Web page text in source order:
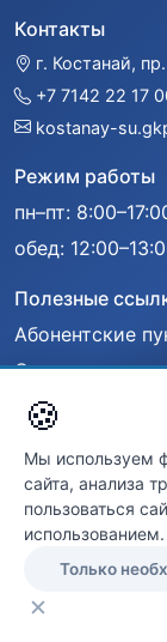
Контакты
г. Костанай,
+7 7142 22 17
kostanay-
Режим работы
пн–пт:
обед:
Полезные
Абонентские
Оплата
Сообщить об
🍪
Мы используем
сайта, анализа
пользоваться
использованием.
Только
✕